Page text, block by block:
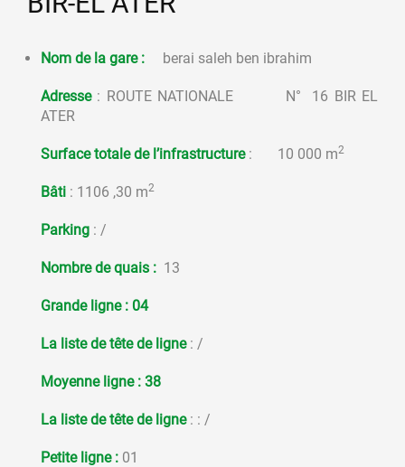
Nom de la gare : berai saleh ben ibrahim
Adresse : ROUTE NATIONALE N° 16 BIR EL
ATER
Surface totale de l’infrastructure: 10 000 m2
Bâti : 1106 ,30 m2
Parking : /
Nombre de quais : 13
Grande ligne : 04
La liste de tête de ligne : /
Moyenne ligne : 38
La liste de tête de ligne : : /
Petite ligne : 01